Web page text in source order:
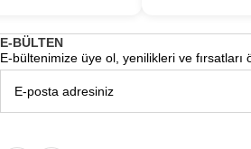
E-BÜLTEN
E-bültenimize üye ol, yenilikleri ve fırsatları